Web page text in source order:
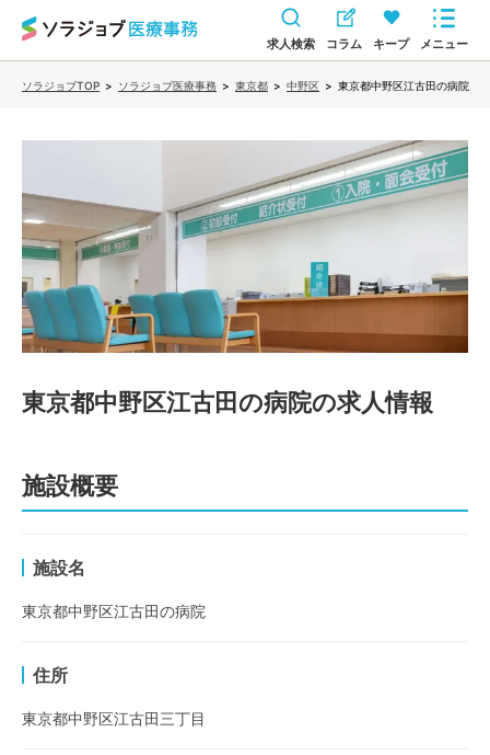
求人検索 コラム キープ メニュー
ソラジョブTOP > ソラジョブ医療事務 > 東京都 > 中野区 > 東京都中野区江古田の病院
東京都中野区江古田の病院の求人情報
施設概要
施設名
東京都中野区江古田の病院
住所
東京都中野区江古田三丁目